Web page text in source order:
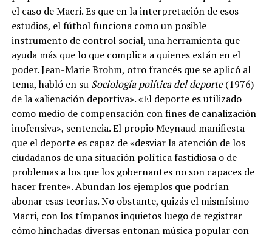
el caso de Macri. Es que en la interpretación de esos
estudios, el fútbol funciona como un posible
instrumento de control social, una herramienta que
ayuda más que lo que complica a quienes están en el
poder. Jean-Marie Brohm, otro francés que se aplicó al
tema, habló en su Sociología política del deporte(1976)
de la «alienación deportiva». «El deporte es utilizado
como medio de compensación con fines de canalización
inofensiva», sentencia. El propio Meynaud manifiesta
que el deporte es capaz de «desviar la atención de los
ciudadanos de una situación política fastidiosa o de
problemas a los que los gobernantes no son capaces de
hacer frente». Abundan los ejemplos que podrían
abonar esas teorías. No obstante, quizás el mismísimo
Macri, con los tímpanos inquietos luego de registrar
cómo hinchadas diversas entonan música popular con